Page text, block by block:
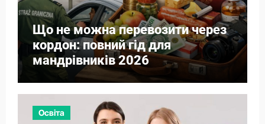
Що не можна перевозити через
кордон: повний гід для
мандрівників 2026
Освіта